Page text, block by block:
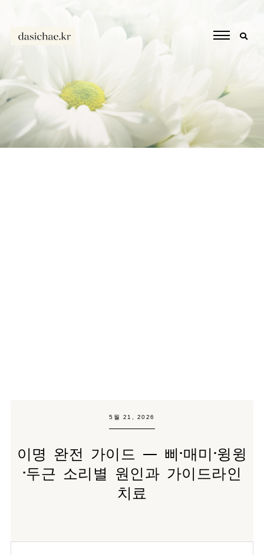
5월 21, 2026
이명 완전 가이드 — 삐·매미·윙윙
·두근 소리별 원인과 가이드라인
치료